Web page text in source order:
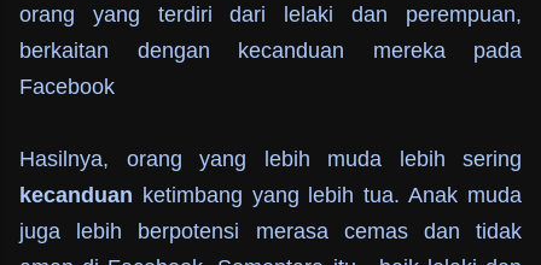
orang yang terdiri dari lelaki dan perempuan,
berkaitan dengan kecanduan mereka pada
Facebook
Hasilnya, orang yang lebih muda lebih sering
kecanduan ketimbang yang lebih tua. Anak muda
juga lebih berpotensi merasa cemas dan tidak